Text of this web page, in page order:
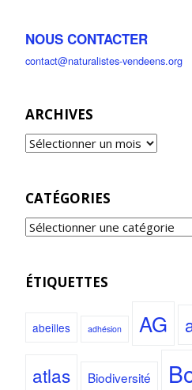
NOUS CONTACTER
contact@naturalistes-vendeens.org
ARCHIVES
CATÉGORIES
ÉTIQUETTES
abeilles adhésion AG
atlas Biodiversité